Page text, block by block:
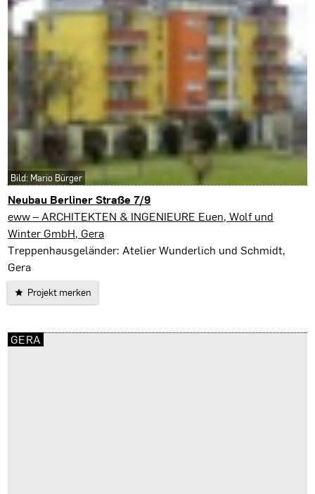
Neubau Berliner Straße 7/9
Gera
eww – ARCHITEKTEN & INGENIEURE Euen, Wolf und
Winter GmbH, Gera
Treppenhausgeländer: Atelier Wunderlich und Schmidt,
Gera
Projekt merken
Bild: Mario Bürger
GERA